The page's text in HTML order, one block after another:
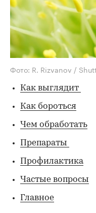
Фото: R. Rizvanov /
Как выглядит
Как бороться
Чем обработать
Препараты
Профилактика
Частые вопросы
Главное